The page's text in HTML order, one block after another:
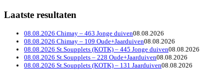
Laatste resultaten
08.08.2026 Chimay – 463 Jonge duiven08.08.2026
08.08.2026 Chimay – 109 Oude+Jaarduiven08.08.2026
08.08.2026 St.Soupplets (KOTK) – 445 Jonge duiven08.08.2026
08.08.2026 St.Soupplets – 228 Oude+Jaarduiven08.08.2026
08.08.2026 St.Soupplets (KOTK) – 131 Jaarduiven08.08.2026